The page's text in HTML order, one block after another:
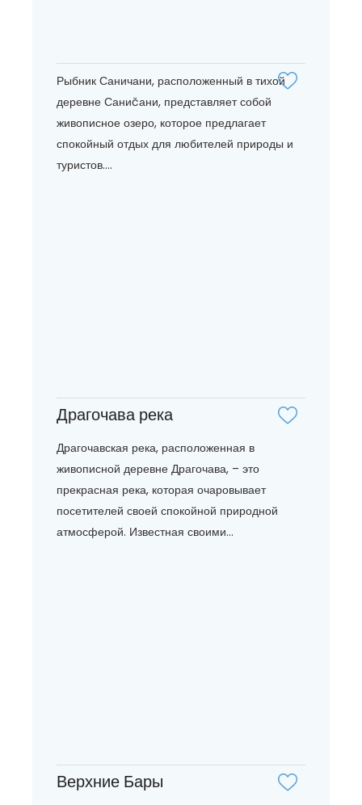
Рыбник Саничани, расположенный в тихой
деревне Саниčани, представляет собой
живописное озеро, которое предлагает
спокойный отдых для любителей природы и
туристов....
Драгочава река
Драгочавская река, расположенная в
живописной деревне Драгочава, – это
прекрасная река, которая очаровывает
посетителей своей спокойной природной
атмосферой. Известная своими...
Верхние Бары